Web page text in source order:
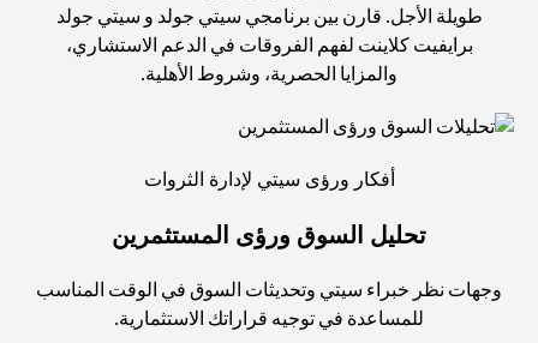
طويلة الأجل. قارن بين برنامجي سيتي جولد و سيتي جولد
برايفيت كلاينت لفهم الفروقات في الدعم الاستشاري،
والمزايا الحصرية، وشروط الأهلية.
أفكار ورؤى سيتي لإدارة الثروات
تحليل السوق ورؤى المستثمرين
نظر خبراء سيتي وتحديثات السوق في الوقت المناسب
للمساعدة في توجيه قراراتك الاستثمارية.